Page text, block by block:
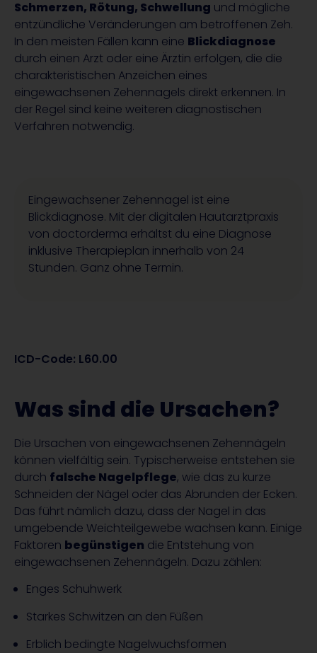
Schmerzen, Rötung, Schwellung und mögliche
entzündliche Veränderungen am betroffenen Zeh.
In den meisten Fällen kann eine Blickdiagnose
durch einen Arzt oder eine Ärztin erfolgen, die die
charakteristischen Anzeichen eines
eingewachsenen Zehennagels direkt erkennen. In
der Regel sind keine weiteren diagnostischen
Verfahren notwendig.
Eingewachsener Zehennagel ist eine
Blickdiagnose. Mit der digitalen Hautarztpraxis
von doctorderma erhältst du eine Diagnose
inklusive Therapieplan innerhalb von 24
Stunden. Ganz ohne Termin.
ICD-Code: L60.00
Was sind die Ursachen?
Die Ursachen von eingewachsenen Zehennägeln
können vielfältig sein. Typischerweise entstehen sie
durch falsche Nagelpflege, wie das zu kurze
Schneiden der Nägel oder das Abrunden der Ecken.
Das führt nämlich dazu, dass der Nagel in das
umgebende Weichteilgewebe wachsen kann. Einige
Faktoren begünstigen die Entstehung von
eingewachsenen Zehennägeln. Dazu zählen:
Enges Schuhwerk
Starkes Schwitzen an den Füßen
Erblich bedingte Nagelwuchsformen